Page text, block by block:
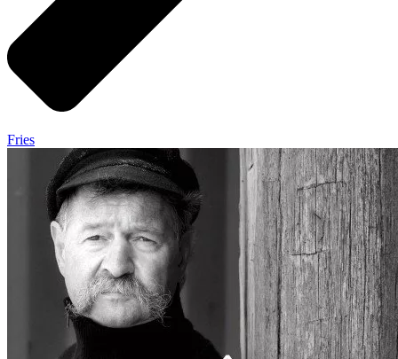
Fries